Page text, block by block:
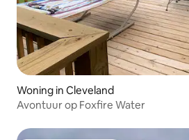
Woning in Cleveland
Avontuur op Foxfire Water